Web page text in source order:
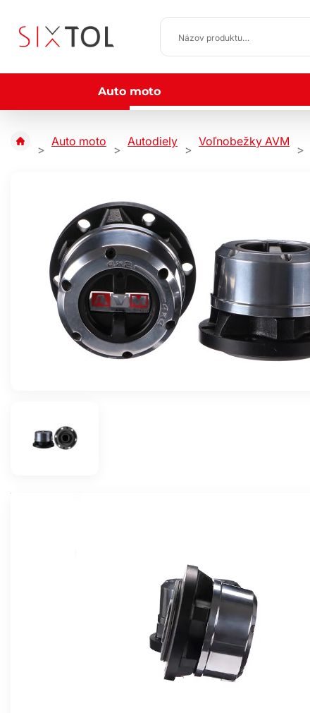
Auto moto
Auto moto Autodiely Voľnobežky AVM